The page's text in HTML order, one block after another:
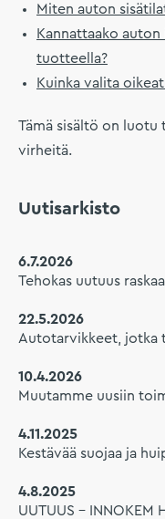
Miten auton
Kannattaako
tuotteella?
Kuinka valita
Tämä sisältö on luotu
virheitä.
Uutisarkisto
6.7.2026
Tehokas uutuus
22.5.2026
Autotarvikkeet, jotka
10.4.2026
Muutamme uusiin
4.11.2025
Kestävää suojaa ja
4.8.2025
UUTUUS – INNOKEM